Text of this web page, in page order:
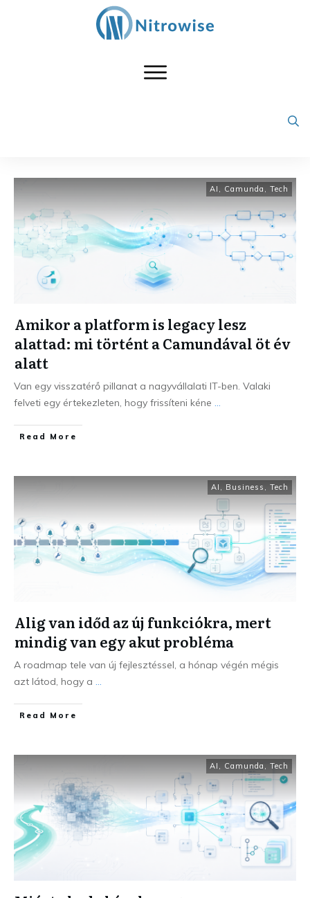
AI Camunda Tech
Amikor a platform is legacy lesz
alattad: mi történt a Camundával öt év
alatt
Van egy visszatérő pillanat a nagyvállalati IT-ben. Valaki
felveti egy értekezleten, hogy frissíteni kéne ...
Read More
AI Business Tech
Alig van időd az új funkciókra, mert
mindig van egy akut probléma
A roadmap tele van új fejlesztéssel, a hónap végén mégis
azt látod, hogy a ...
Read More
AI Camunda Tech